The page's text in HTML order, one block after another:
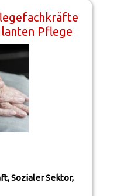
Pflege
Sozialer Sektor,